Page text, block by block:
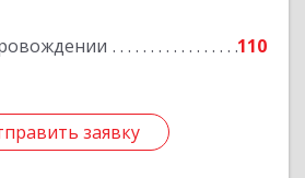
110
заявку
Подробнее
заявку